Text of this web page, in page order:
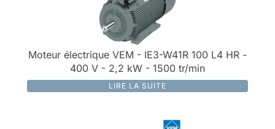
Moteur électrique VEM - IE3-W41R 100 L4 HR -
400 V - 2,2 kW - 1500 tr/min
LIRE LA SUITE